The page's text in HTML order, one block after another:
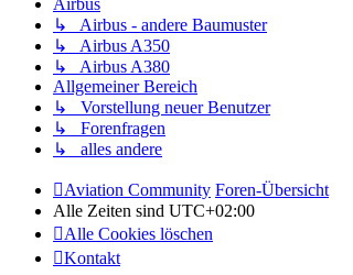
Airbus
↳ Airbus - andere Baumuster
↳ Airbus A350
↳ Airbus A380
Allgemeiner Bereich
↳ Vorstellung neuer Benutzer
↳ Forenfragen
↳ alles andere
Aviation Community Foren-Übersicht
Alle Zeiten sind UTC+02:00
Alle Cookies löschen
Kontakt